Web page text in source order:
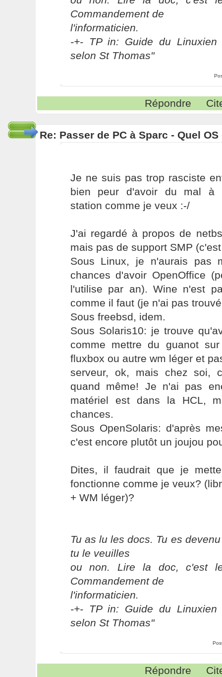
Commandement de
l'informaticien.
-+- TP in: Guide du Linuxien
selon St Thomas"
Répondre
Re: Passer de PC à Sparc - Quel
Je ne suis pas trop rasciste
bien peur d'avoir du mal à
station comme je veux :-/
J'ai regardé à propos de
mais pas de support SMP
Sous Linux, je n'aurais pas
chances d'avoir OpenOffice
l'utilise par an). Wine n'est
comme il faut (je n'ai pas
Sous freebsd, idem.
Sous Solaris10: je trouve
comme mettre du guanot
fluxbox ou autre wm léger et
serveur, ok, mais chez soi,
quand même! Je n'ai pas
matériel est dans la HCL,
chances.
Sous OpenSolaris: d'après
c'est encore plutôt un joujou
Dites, il faudrait que je
fonctionne comme je veux?
+ WM léger)?
Tu as lu les docs. Tu es
tu le veuilles
ou non. Lire la doc, c'est
Commandement de
l'informaticien.
-+- TP in: Guide du Linuxien
selon St Thomas"
Répondre